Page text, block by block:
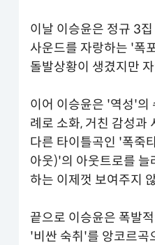
이날 이승윤은 정규 3
사운드를 자랑하는 '폭
돌발상황이 생겼지만
이어 이승윤은 '역성'
례로 소화, 거친 감성과
다른 타이틀곡인 '폭죽
아웃)'의 아웃트로를 늘
하는 이제껏 보여주지
끝으로 이승윤은 폭발
'비싼 숙취'를 앙코르곡